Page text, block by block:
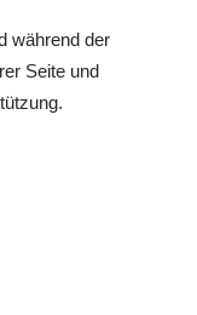
während der
Seite und